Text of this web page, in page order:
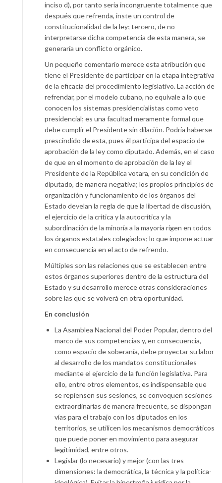
inciso d), por tanto sería incongruente totalmente que
después que refrenda, inste un control de
constitucionalidad de la ley; tercero, de no
interpretarse dicha competencia de esta manera, se
generaría un conflicto orgánico.
Un pequeño comentario merece esta atribución que
tiene el Presidente de participar en la etapa integrativa
de la eficacia del procedimiento legislativo. La acción de
refrendar, por el modelo cubano, no equivale a lo que
conocen los sistemas presidencialistas como veto
presidencial; es una facultad meramente formal que
debe cumplir el Presidente sin dilación. Podría haberse
prescindido de esta, pues él participa del espacio de
aprobación de la ley como diputado. Además, en el caso
de que en el momento de aprobación de la ley el
Presidente de la República votara, en su condición de
diputado, de manera negativa; los propios principios de
organización y funcionamiento de los órganos del
Estado develan la regla de que la libertad de discusión,
el ejercicio de la crítica y la autocrítica y la
subordinación de la minoría a la mayoría rigen en todos
los órganos estatales colegiados; lo que impone actuar
en consecuencia en el acto de refrendo.
Múltiples son las relaciones que se establecen entre
estos órganos superiores dentro de la estructura del
Estado y su desarrollo merece otras consideraciones
sobre las que se volverá en otra oportunidad.
En conclusión
La Asamblea Nacional del Poder Popular, dentro del
marco de sus competencias y, en consecuencia,
como espacio de soberanía, debe proyectar su labor
al desarrollo de los mandatos constitucionales
mediante el ejercicio de la función legislativa. Para
ello, entre otros elementos, es indispensable que
se repiensen sus sesiones, se convoquen sesiones
extraordinarias de manera frecuente, se dispongan
vías para el trabajo con los diputados en los
territorios, se utilicen los mecanismos democráticos
que puede poner en movimiento para asegurar
legitimidad, entre otros.
Legislar (lo necesario) y mejor (con las tres
dimensiones: la democrática, la técnica y la política-